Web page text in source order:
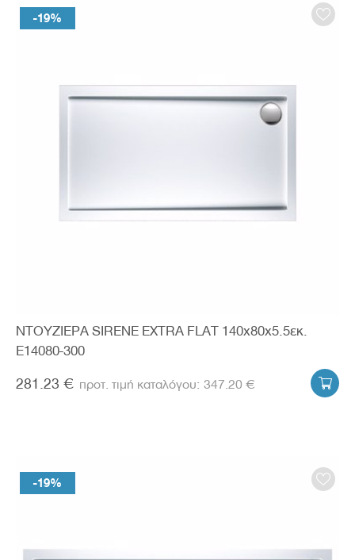
-19%
ΝΤΟΥΖΙΕΡΑ SIRENE EXTRA FLAT 140x80x5.5εκ.
E14080-300
281.23 € 347.20 € 
-19%